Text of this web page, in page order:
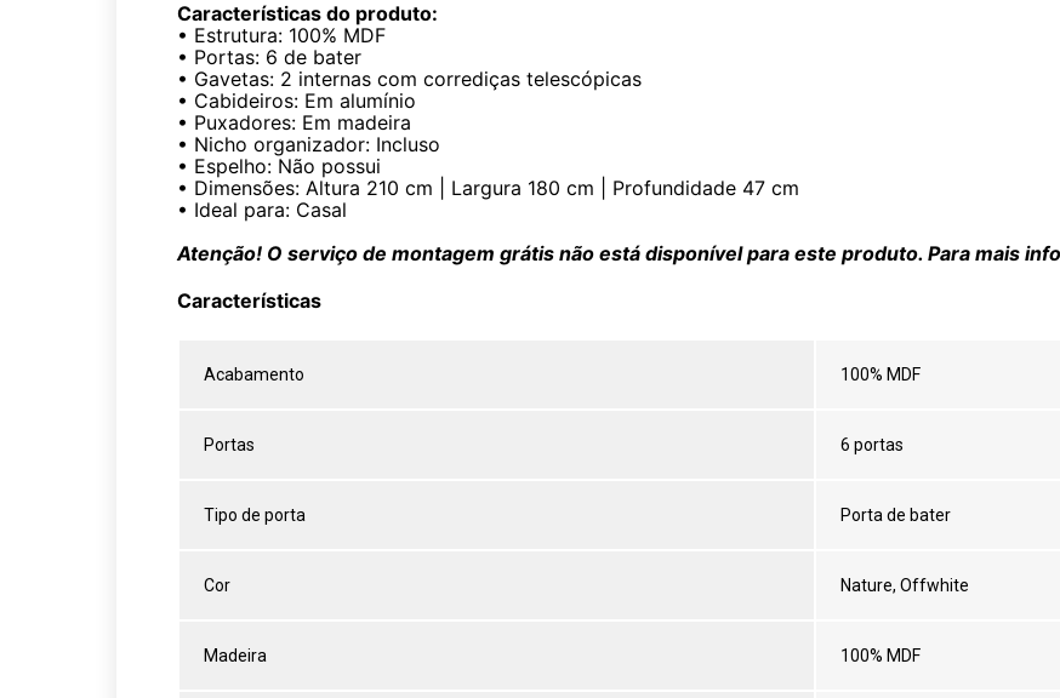
Características do produto:
• Estrutura: 100% MDF
• Portas: 6 de bater
• Gavetas: 2 internas com corrediças telescópicas
• Cabideiros: Em alumínio
• Puxadores: Em madeira
• Nicho organizador: Incluso
• Espelho: Não possui
• Dimensões: Altura 210 cm | Largura 180 cm | Profundidade 47 cm
• Ideal para: Casal
Atenção! O serviço de montagem grátis não está disponível para este produto. Para mais
Características
Acabamento 100% MDF
Portas 6 portas
Tipo de porta Porta de bater
Cor Nature, Offwhite
Madeira 100% MDF